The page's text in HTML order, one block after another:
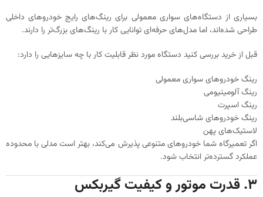
بسیاری از دستگاه‌های سواری معمولی برای رینگ‌های رایج خودروهای داخلی
طراحی شده‌اند، اما مدل‌های حرفه‌ای توانایی کار با رینگ‌های بزرگ‌تر را دارند.
قبل از خرید بررسی کنید دستگاه مورد نظر قابلیت کار با چه سایزهایی را دارد:
رینگ خودروهای سواری معمولی
رینگ آلومینیومی
رینگ اسپرت
رینگ خودروهای شاسی‌بلند
لاستیک‌های پهن
اگر تعمیرگاه شما خودروهای متنوعی پذیرش می‌کند، بهتر است مدلی با محدوده
عملکرد گسترده‌تر انتخاب شود.
۳. قدرت موتور و کیفیت گیربکس